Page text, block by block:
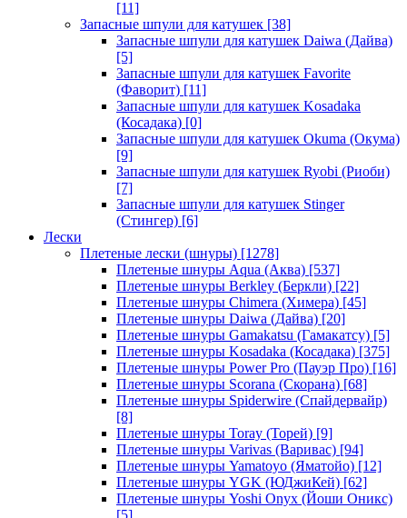
[11]
Запасные шпули для катушек [38]
Запасные шпули для катушек Daiwa (Дайва)
[5]
Запасные шпули для катушек Favorite
(Фаворит) [11]
Запасные шпули для катушек Kosadaka
(Косадака) [0]
Запасные шпули для катушек Okuma (Окума)
[9]
Запасные шпули для катушек Ryobi (Риоби)
[7]
Запасные шпули для катушек Stinger
(Стингер) [6]
Лески
Плетеные лески (шнуры) [1278]
Плетеные шнуры Aqua (Аква) [537]
Плетеные шнуры Berkley (Беркли) [22]
Плетеные шнуры Chimera (Химера) [45]
Плетеные шнуры Daiwa (Дайва) [20]
Плетеные шнуры Gamakatsu (Гамакатсу) [5]
Плетеные шнуры Kosadaka (Косадака) [375]
Плетеные шнуры Power Pro (Пауэр Про) [16]
Плетеные шнуры Scorana (Скорана) [68]
Плетеные шнуры Spiderwire (Спайдервайр)
[8]
Плетеные шнуры Toray (Торей) [9]
Плетеные шнуры Varivas (Варивас) [94]
Плетеные шнуры Yamatoyo (Яматойо) [12]
Плетеные шнуры YGK (ЮДжиКей) [62]
Плетеные шнуры Yoshi Onyx (Йоши Оникс)